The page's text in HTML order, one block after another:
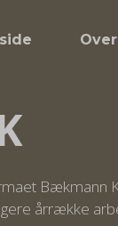
Bækmann
årrække